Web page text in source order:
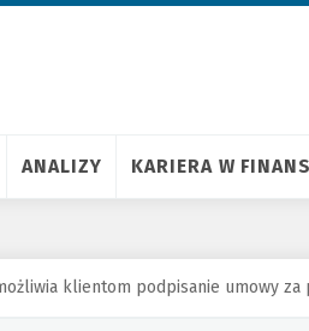
ANALIZY KARIERA W
klientom podpisanie umowy